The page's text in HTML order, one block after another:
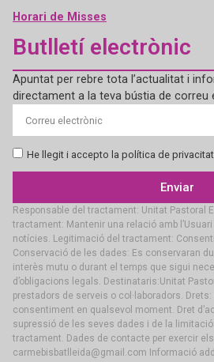
Horari de Misses
Butlletí electrònic
Apuntat per rebre tota l’actualitat i
directament a la teva bústia de correu
He llegit i accepto la política de privacitat
Enviar
Responsable del tractament: Unitat Pastoral
tractament: Mantenir una relació amb
notícies. Legitimació del tractament:
Conservació de les dades: Es conservaran
interès mutu o durant el temps que sigui
d’obligacions legals. Destinataris:Unitat
prestadors de serveis o col·laboradors. Drets:
consentiment en qualsevol moment. Dret
supressió de les seves dades i de la
tractament. Dades de contacte per exercir
carmebisbatlleida@gmail.com Informació